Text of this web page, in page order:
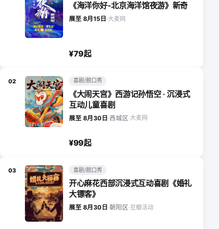
《海洋你好-北京海洋馆夜游》新奇
展至 8月15日 ·大麦网
¥79起
02 喜剧/脱口秀
《大闹天宫》西游记孙悟空 · 沉浸式
互动儿童喜剧
展至 8月30日 ·西城区·大麦网
¥99起
03 喜剧/脱口秀
开心麻花西部沉浸式互动喜剧《婚礼
大镖客》
展至 8月30日 ·朝阳区·豆瓣活动